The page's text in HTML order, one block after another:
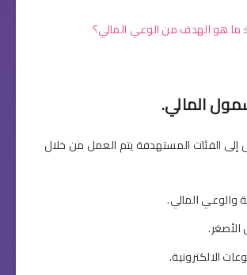
ما هو الهدف من الوعي المالي؟
المالي.
الفئات المستهدفة يتم العمل من خلال
والوعي المالي.
الأصغر.
الالكترونية.